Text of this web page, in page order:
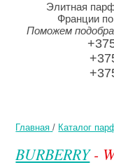
Главная / Каталог
BURBERRY-
Элитная
Франции
Поможем